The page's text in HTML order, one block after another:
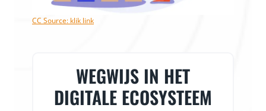
CC Source: klik link
VLOTTE START & HEEL
VEEL ONDERSTEUNING